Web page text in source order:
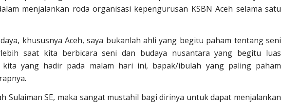
menjalankan roda organisasi kepengurusan KSBN Aceh selama satu
khususnya Aceh, saya bukanlah ahli yang begitu paham tentang seni
saat kita berbicara seni dan budaya nusantara yang begitu luas
kita yang hadir pada malam hari ini, bapak/ibulah yang paling paham
Sulaiman SE, maka sangat mustahil bagi dirinya untuk dapat menjalankan